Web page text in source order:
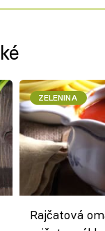
ZELENINA
Rajčatová